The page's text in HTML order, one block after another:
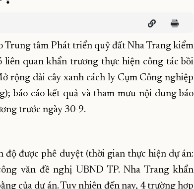
Trung tâm Phát triển quỹ đất Nha Trang kiểm
quan khẩn trương thực hiện công tác bồi
rộng dải cây xanh cách ly Cụm Công nghiệp
báo cáo kết quả và tham mưu nội dung báo
trước ngày 30-9.
được phê duyệt (thời gian thực hiện dự án:
văn đề nghị UBND TP. Nha Trang khẩn
của dự án. Tuy nhiên đến nay, 4 trường hợp